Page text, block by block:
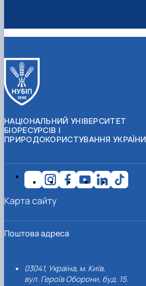
НАЦІОНАЛЬНИЙ УНІВЕРСИТЕТ
БІОРЕСУРСІВ І
ПРИРОДОКОРИСТУВАННЯ УКРАЇНИ
Поштова адреса
03041, Україна, м. Київ,
вул. Героїв Оборони, буд. 15.
Карта сайту